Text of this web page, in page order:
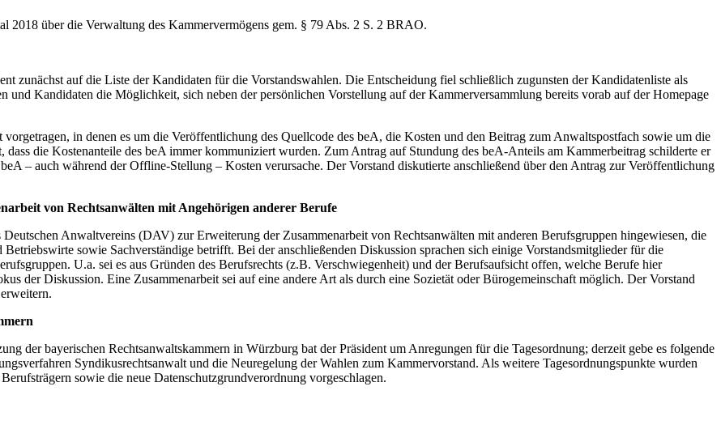
2018 über die Verwaltung des Kammervermögens gem. § 79 Abs. 2 S. 2 BRAO.
zunächst auf die Liste der Kandidaten für die Vorstandswahlen. Die Entscheidung fiel schließlich zugunsten der Kandidatenliste als
und Kandidaten die Möglichkeit, sich neben der persönlichen Vorstellung auf der Kammerversammlung bereits vorab auf der Homepage
in denen es um die Veröffentlichung des Quellcode des beA, die Kosten und den Beitrag zum Anwaltspostfach sowie um die
die Kostenanteile des beA immer kommuniziert wurden. Zum Antrag auf Stundung des beA-Anteils am Kammerbeitrag schilderte er
– auch während der Offline-Stellung – Kosten verursache. Der Vorstand diskutierte anschließend über den Antrag zur Veröffentlichung
von Rechtsanwälten mit Angehörigen anderer Berufe
Anwaltvereins (DAV) zur Erweiterung der Zusammenarbeit von Rechtsanwälten mit anderen Berufsgruppen hingewiesen, die
sowie Sachverständige betrifft. Bei der anschließenden Diskussion sprachen sich einige Vorstandsmitglieder für die
U.a. sei es aus Gründen des Berufsrechts (z.B. Verschwiegenheit) und der Berufsaufsicht offen, welche Berufe hier
der Diskussion. Eine Zusammenarbeit sei auf eine andere Art als durch eine Sozietät oder Bürogemeinschaft möglich. Der Vorstand
der bayerischen Rechtsanwaltskammern in Würzburg bat der Präsident um Anregungen für die Tagesordnung; derzeit gebe es folgende
Syndikusrechtsanwalt und die Neuregelung der Wahlen zum Kammervorstand. Als weitere Tagesordnungspunkte wurden
sowie die neue Datenschutzgrundverordnung vorgeschlagen.